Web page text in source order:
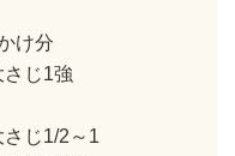
け分
さじ1強
さじ1/2～1